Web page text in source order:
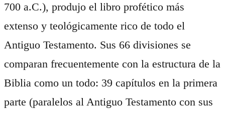
700 a.C.), produjo el libro profético más
extenso y teológicamente rico de todo el
Antiguo Testamento. Sus 66 divisiones se
comparan frecuentemente con la estructura de la
Biblia como un todo: 39 capítulos en la primera
parte (paralelos al Antiguo Testamento con sus